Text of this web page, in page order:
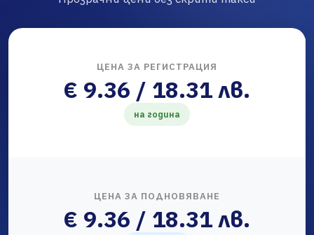
ЦЕНА ЗА РЕГИСТРАЦИЯ
€ 9.36 / 18.31 лв.
на година
ЦЕНА ЗА ПОДНОВЯВАНЕ
€ 9.36 / 18.31 лв.